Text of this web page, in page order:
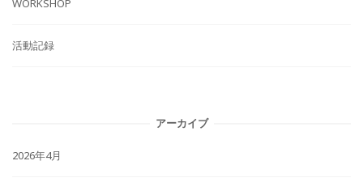
WORKSHOP
活動記録
アーカイブ
2026年4月